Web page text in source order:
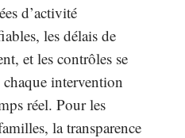
d’activité
les délais de
et les contrôles se
intervention
réel. Pour les
la transparence